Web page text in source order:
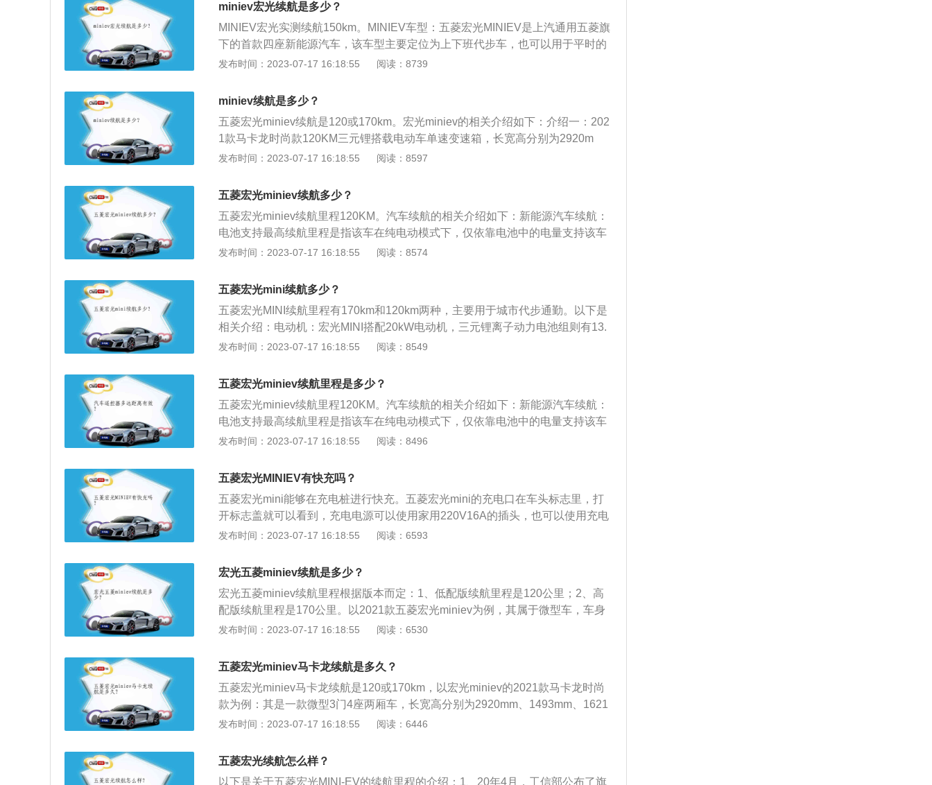
身设计来达到更好的空气动力学效果，也是减少能耗的一个方法。
miniev宏光续航是多少？
MINIEV宏光实测续航150km。MINIEV车型：五菱宏光MINIEV是上汽通用五菱旗
下的首款四座新能源汽车，该车型主要定位为上下班代步车，也可以用于平时的
短距离旅行驾驶。续航测试：2021最新款五菱宏光mini共有两款在售车型，配置
i，以正常的驾驶习惯行驶在城市道路，最终五菱宏光mini的续航里程可以达到15
发布时间：2023-07-17 16:18:55 阅读：8739
miniev续航是多少？
五菱宏光miniev续航是120或170km。宏光miniev的相关介绍如下：介绍一：202
1款马卡龙时尚款120KM三元锂搭载电动车单速变速箱，长宽高分别为2920m
m、1493mm、1621mm，轴距为1940mm，车身类型为3门4座两厢车，最高车
锂的电动机最大马力为27匹，电动机总功率为20千瓦，驱动方式为后置后驱，前
悬挂类型使用麦弗逊式独立悬挂，后悬挂类型使用三连杆式非独立悬挂。
发布时间：2023-07-17 16:18:55 阅读：8597
五菱宏光miniev续航多少？
五菱宏光miniev续航里程120KM。汽车续航的相关介绍如下：新能源汽车续航：
电池支持最高续航里程是指该车在纯电动模式下，仅依靠电池中的电量支持该车
行驶的最高里程。新能源汽车上的电池是整个动力系统的关键，它能为整个新能
合动力车续航：电池支持的最高续航里程较短，普遍不超过10公里，而纯电动汽
车，其电池支持的最高续航里程较大，能达到上百公里。
发布时间：2023-07-17 16:18:55 阅读：8574
五菱宏光mini续航多少？
五菱宏光MINI续航里程有170km和120km两种，主要用于城市代步通勤。以下是
相关介绍：电动机：宏光MINI搭配20kW电动机，三元锂离子动力电池组则有13.
82kWh和9.2kWh两个版本，能量密度分别为110Wh/kg和100Wh/kg。这个电动机
高时速可达60千米每小时。优势：宏光MINI不高度依赖充电桩，可以直接使用普
通家庭接地线的220V三插电源进行充电。同时，宏光MINIEV还创新性配备集成
式高效能充电枪，体积小巧，收纳轻松。
发布时间：2023-07-17 16:18:55 阅读：8549
五菱宏光miniev续航里程是多少？
五菱宏光miniev续航里程120KM。汽车续航的相关介绍如下：新能源汽车续航：
电池支持最高续航里程是指该车在纯电动模式下，仅依靠电池中的电量支持该车
行驶的最高里程。新能源汽车上的电池是整个动力系统的关键，它能为整个新能
合动力车续航：电池支持的最高续航里程较短，普遍不超过10公里，而纯电动汽
车，其电池支持的最高续航里程较大，能达到上百公里。
发布时间：2023-07-17 16:18:55 阅读：8496
五菱宏光MINIEV有快充吗？
五菱宏光mini能够在充电桩进行快充。五菱宏光mini的充电口在车头标志里，打
开标志盖就可以看到，充电电源可以使用家用220V16A的插头，也可以使用充电
桩来快充。五菱宏光mini的轻松款和自在款充电时间为6.5小时，悦享款充电时间
两厢车。汽车配有后置单电机，同时匹配电动车单速变速箱，前悬架类型为麦弗
逊式独立悬架，后悬架类型为多连杆非独立悬架。五菱宏光mini全系使用三元锂
电池或磷酸铁锂电池，这种电池充电能力更强，能量密度也更高，因此续航能力
较强，电动机的最大功率可达20千瓦，综合纯电续航里程最高可达170km。
发布时间：2023-07-17 16:18:55 阅读：6593
宏光五菱miniev续航是多少？
宏光五菱miniev续航里程根据版本而定：1、低配版续航里程是120公里；2、高
配版续航里程是170公里。以2021款五菱宏光miniev为例，其属于微型车，车身
尺寸是：长2920mm、宽1493mm、高1621mm，轴距为1940mm，整备质量为6
立悬架，其搭载了永磁、同步电动机，最大功率是20kw，最大扭矩是85nm，与
其匹配的是1挡固定齿比变速箱。
发布时间：2023-07-17 16:18:55 阅读：6530
五菱宏光miniev马卡龙续航是多久？
五菱宏光miniev马卡龙续航是120或170km，以宏光miniev的2021款马卡龙时尚
款为例：其是一款微型3门4座两厢车，长宽高分别为2920mm、1493mm、1621
mm，轴距为1940mm，搭载电动车单速变速箱，最高车速达到每小时100千米。
式独立悬架，后悬架类型使用多连杆非独立悬架，驱动方式为后置后驱，前后轮
胎规格为145/70R12。
发布时间：2023-07-17 16:18:55 阅读：6446
五菱宏光续航怎么样？
以下是关于五菱宏光MINI-EV的续航里程的介绍：1、20年4月，工信部公布了旗